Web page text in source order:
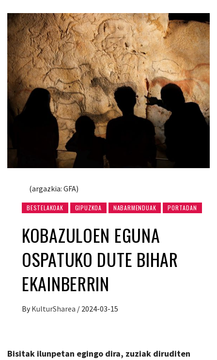
(argazkia: GFA)
BESTELAKOAK GIPUZKOA NABARMENDUAK PORTADAN
KOBAZULOEN EGUNA
OSPATUKO DUTE BIHAR
EKAINBERRIN
By KulturSharea / 2024-03-15
Bisitak ilunpetan egingo dira, zuziak diruditen